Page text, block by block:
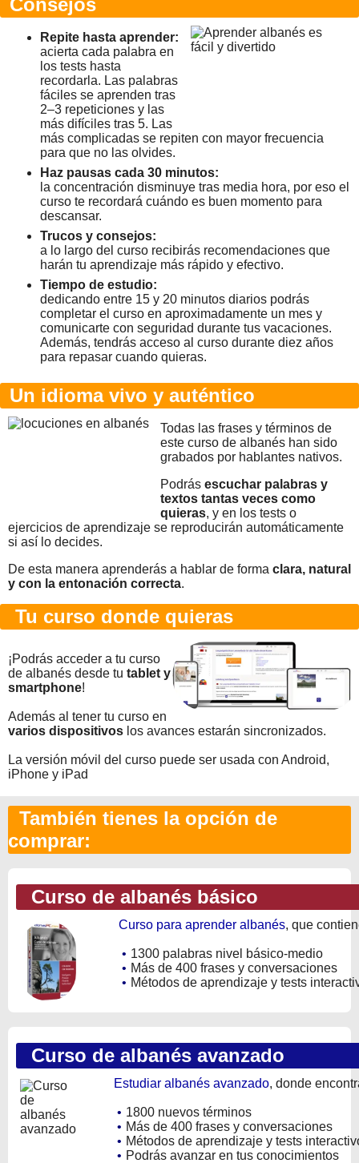
Repite hasta aprender:
acierta cada palabra en
los tests hasta
recordarla. Las palabras
fáciles se aprenden tras
2–3 repeticiones y las
más difíciles tras 5. Las
más complicadas se repiten con mayor frecuencia
para que no las olvides.
Haz pausas cada 30 minutos:
la concentración disminuye tras media hora, por eso el
curso te recordará cuándo es buen momento para
descansar.
Trucos y consejos:
a lo largo del curso recibirás recomendaciones que
harán tu aprendizaje más rápido y efectivo.
Tiempo de estudio:
dedicando entre 15 y 20 minutos diarios podrás
completar el curso en aproximadamente un mes y
comunicarte con seguridad durante tus vacaciones.
Además, tendrás acceso al curso durante diez años
para repasar cuando quieras.
Un idioma vivo y auténtico
Todas las frases y términos de
este curso de albanés han sido
grabados por hablantes nativos.
Podrás escuchar palabras y
textos tantas veces como
quieras, y en los tests o
ejercicios de aprendizaje se reproducirán automáticamente
si así lo decides.
De esta manera aprenderás a hablar de forma clara, natural
y con la entonación correcta.
Tu curso donde quieras
¡Podrás acceder a tu curso
de albanés desde tu tablet y
smartphone!
Además al tener tu curso en
varios dispositivos los avances estarán sincronizados.
La versión móvil del curso puede ser usada con Android,
iPhone y iPad
También tienes la opción de
comprar:
Curso de albanés básico
Curso para aprender albanés, que
• 1300 palabras nivel básico-medio
• Más de 400 frases y conversaciones
• Métodos de aprendizaje y tests
Curso de albanés avanzado
Estudiar albanés avanzado, donde
• 1800 nuevos términos
• Más de 400 frases y conversaciones
• Métodos de aprendizaje y tests
• Podrás avanzar en tus conocimientos